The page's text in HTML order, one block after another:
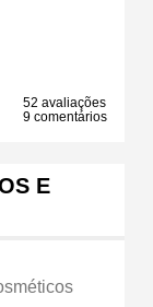
52 avaliações
9 comentários
E